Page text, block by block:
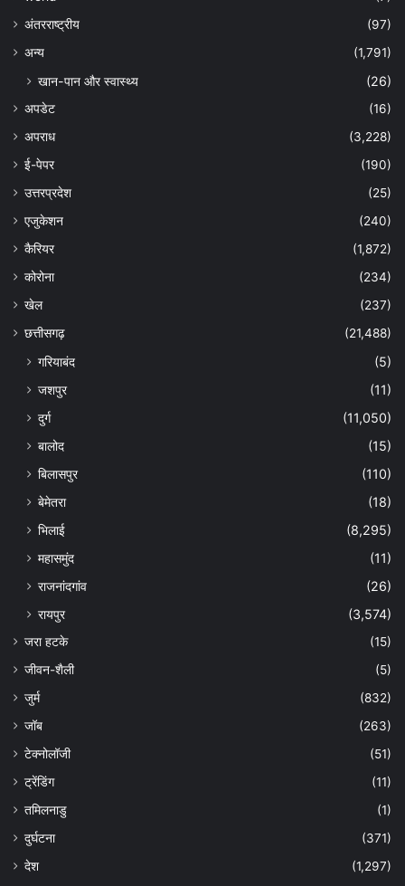
अंतरराष्ट्रीय
(97)
अन्‍य
(1,791)
खान-पान और स्वास्थ्य (26)
अपडेट
(16)
अपराध
(3,228)
ई-पेपर
(190)
उत्तरप्रदेश
(25)
एजुकेशन
(240)
कैरियर
(1,872)
कोरोना
(234)
खेल
(237)
छत्तीसगढ़
(21,488)
गरियाबंद
(5)
जशपुर
(11)
दुर्ग
(11,050)
बालोद
(15)
बिलासपुर
(110)
बेमेतरा
(18)
भिलाई
(8,295)
महासमुंद
(11)
राजनांदगांव
(26)
रायपुर
(3,574)
जरा हटके
(15)
जीवन-शैली
(5)
जुर्म
(832)
जॉब
(263)
टेक्नोलॉजी
(51)
ट्रेंडिंग
(11)
तमिलनाडु
(1)
दुर्घटना
(371)
देश
(1,297)